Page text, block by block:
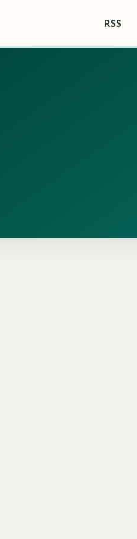
RSS